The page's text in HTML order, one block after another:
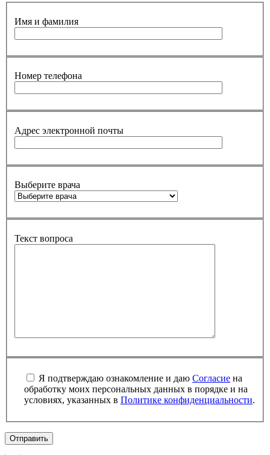
Имя и фамилия
Номер телефона
Адрес электронной почты
Выберите врача
Текст вопроса
Я подтверждаю ознакомление и даю Согласие на
обработку моих персональных данных в порядке и на
условиях, указанных в Политике конфиденциальности.